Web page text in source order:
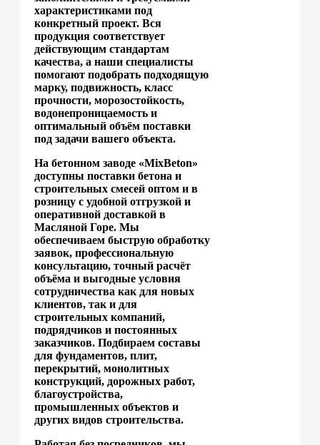
характеристиками под
конкретный проект. Вся
продукция соответствует
действующим стандартам
качества, а наши специалисты
помогают подобрать подходящую
марку, подвижность, класс
прочности, морозостойкость,
водонепроницаемость и
оптимальный объём поставки
под задачи вашего объекта.
На бетонном заводе «MixBeton»
доступны поставки бетона и
строительных смесей оптом и в
розницу с удобной отгрузкой и
оперативной доставкой в
Масляной Горе. Мы
обеспечиваем быструю обработку
заявок, профессиональную
консультацию, точный расчёт
объёма и выгодные условия
сотрудничества как для новых
клиентов, так и для
строительных компаний,
подрядчиков и постоянных
заказчиков. Подбираем составы
для фундаментов, плит,
перекрытий, монолитных
конструкций, дорожных работ,
благоустройства,
промышленных объектов и
других видов строительства.